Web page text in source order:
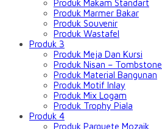
Produk Makam Standart
Produk Marmer Bakar
Produk Souvenir
Produk Wastafel
Produk 3
Produk Meja Dan Kursi
Produk Nisan – Tombstone
Produk Material Bangunan
Produk Motif Inlay
Produk Mix Logam
Produk Trophy Piala
Produk 4
Produk Parquete Mozaik